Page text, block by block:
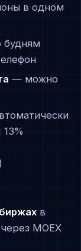
в одном
будням
— можно
в
MOEX